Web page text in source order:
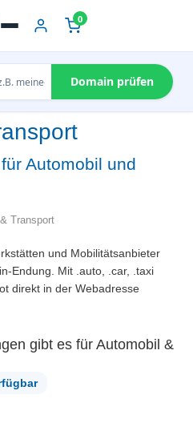
0
Domain prüfen
Automobil und
Transport
und Mobilitätsanbieter
Endung. Mit .auto, .car, .taxi
direkt in der Webadresse
gibt es für Automobil &